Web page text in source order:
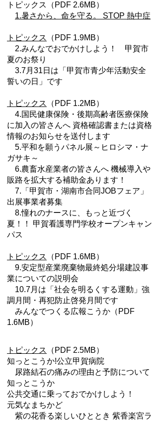
トピックス（PDF 2.6MB）
1.暑さから、命を守る。 STOP 熱中症
トピックス
（PDF 1.9MB）
2.みんなでおでかけしよう！ 甲賀市
夏のお祭り
3.7月31日は「甲賀市青少年活動安全
誓いの日」です
トピックス
（PDF 1.2MB）
4.国民健康保険・後期高齢者医療保険
に加入の皆さんへ 資格確認書または資格
情報のお知らせを送付します
5.平和を願うパネル展～ヒロシマ・ナ
ガサキ～
6.農畜水産業者の皆さんへ 機械導入や
販路を拡大する補助金あります！
7.「甲賀市・湖南市合同JOBフェア」
出展事業者募集
8.憧れのナースに、もっと近づく
夏！！ 甲賀看護専門学校オープンキャン
パス
トピックス
（PDF 1.6MB）
9.安定型産業廃棄物最終処分場建設事
業についての説明会
10.7月は「社会を明るくする運動」強
調月間・再犯防止啓発月間です
みんなでつくる広報こうか（PDF
1.6MB）
トピックス
（PDF 2.5MB）
知っとこうか!公立甲賀病院
尿路結石の痛みの理由と予防について
知っとこうか
公共交通に乗っておでかけしよう！
元気なまちかど
紫の花香る楽しいひととき 紫香楽宮ラ